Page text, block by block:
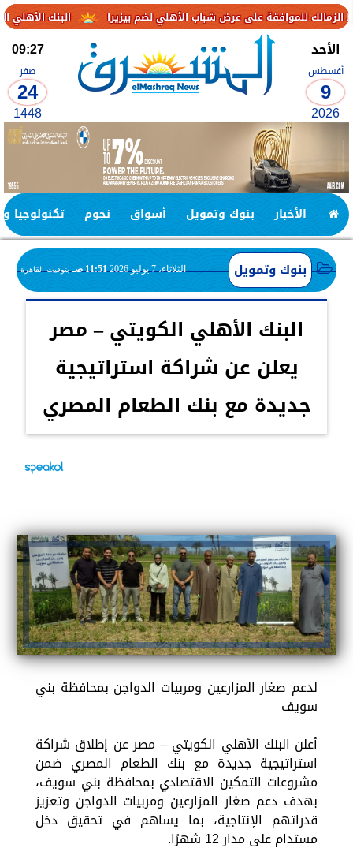
البنك الأهلي الكويتي – مصر يحقق صافي أرباح 3.1 على عرض شباب الأهلي لضم بيزيرا
الأحد
أغسطس
9
2026
09:27
صفر
24
1448
الأخبار بنوك وتمويل أسواق نجوم تكنولوجيا
بنوك وتمويل الثلاثاء، 7 يوليو 2026 11:51 صـ بتوقيت القاهرة
البنك الأهلي الكويتي – مصر
يعلن عن شراكة استراتيجية
جديدة مع بنك الطعام المصري
لدعم صغار المزارعين ومربيات الدواجن بمحافظة بني
سويف
أعلن البنك الأهلي الكويتي – مصر عن إطلاق شراكة
استراتيجية جديدة مع بنك الطعام المصري ضمن
مشروعات التمكين الاقتصادي بمحافظة بني سويف،
بهدف دعم صغار المزارعين ومربيات الدواجن وتعزيز
قدراتهم الإنتاجية، بما يساهم في تحقيق دخل
مستدام على مدار 12 شهرًا.